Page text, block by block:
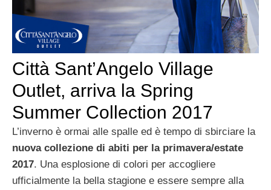
Città Sant’Angelo Village
Outlet, arriva la Spring
Summer Collection 2017
L’inverno è ormai alle spalle ed è tempo di sbirciare la
nuova collezione di abiti per la primavera/estate
2017. Una esplosione di colori per accogliere
ufficialmente la bella stagione e essere sempre alla